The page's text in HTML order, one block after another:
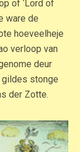
of ‘Lord of
ware de
hoeveelheje
verloop van
deur
gildes stonge
der Zotte.